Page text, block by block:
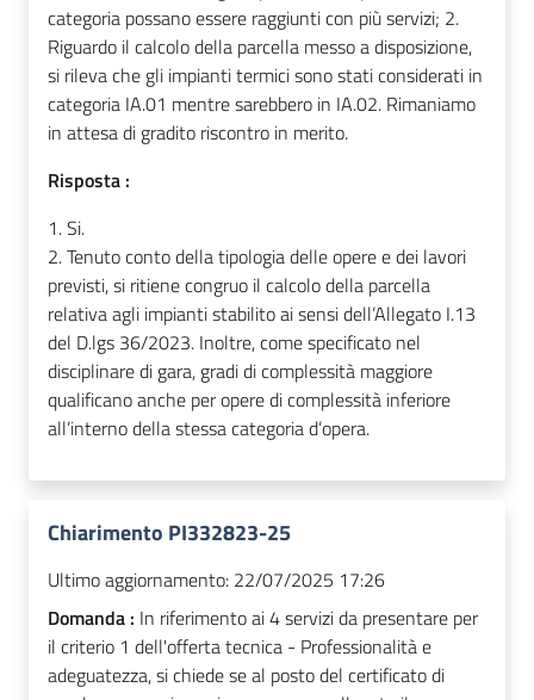
categoria possano essere raggiunti con più servizi; 2.
Riguardo il calcolo della parcella messo a disposizione,
si rileva che gli impianti termici sono stati considerati in
categoria IA.01 mentre sarebbero in IA.02. Rimaniamo
in attesa di gradito riscontro in merito.
Risposta :
1. Si.
2. Tenuto conto della tipologia delle opere e dei lavori
previsti, si ritiene congruo il calcolo della parcella
relativa agli impianti stabilito ai sensi dell’Allegato I.13
del D.lgs 36/2023. Inoltre, come specificato nel
disciplinare di gara, gradi di complessità maggiore
qualificano anche per opere di complessità inferiore
all’interno della stessa categoria d’opera.
Chiarimento PI332823-25
Ultimo aggiornamento: 22/07/2025 17:26
Domanda : In riferimento ai 4 servizi da presentare per
il criterio 1 dell'offerta tecnica - Professionalità e
adeguatezza, si chiede se al posto del certificato di